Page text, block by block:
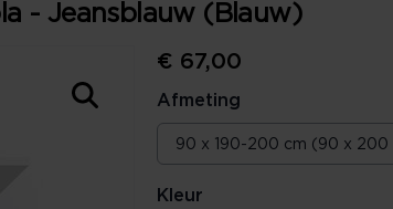
- Jeansblauw (Blauw)
€ 67,00
Afmeting
Kleur